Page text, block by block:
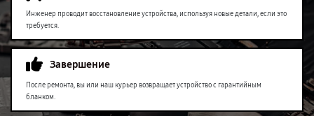
Инженер проводит восстановление устройства, используя новые детали, если это
требуется.
Завершение
После ремонта, вы или наш курьер возвращает устройство с гарантийным
бланком.